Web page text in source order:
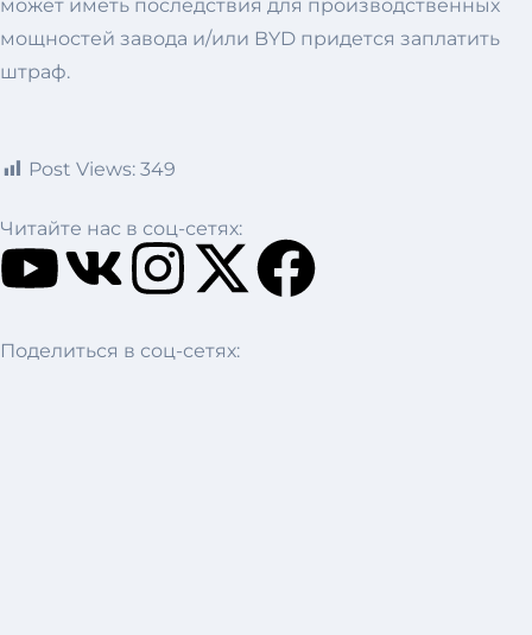
может иметь последствия для производственных
мощностей завода и/или BYD придется заплатить
штраф.
Post Views: 349
Читайте нас в соц-сетях:
Поделиться в соц-сетях: